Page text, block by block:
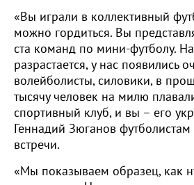
«Вы играли в коллективный
можно гордиться. Вы
ста команд по мини-футболу.
разрастается, у нас появились
волейболисты, силовики, в
тысячу человек на милю
спортивный клуб, и вы – его
Геннадий Зюганов
встречи.
«Мы показываем образец, как